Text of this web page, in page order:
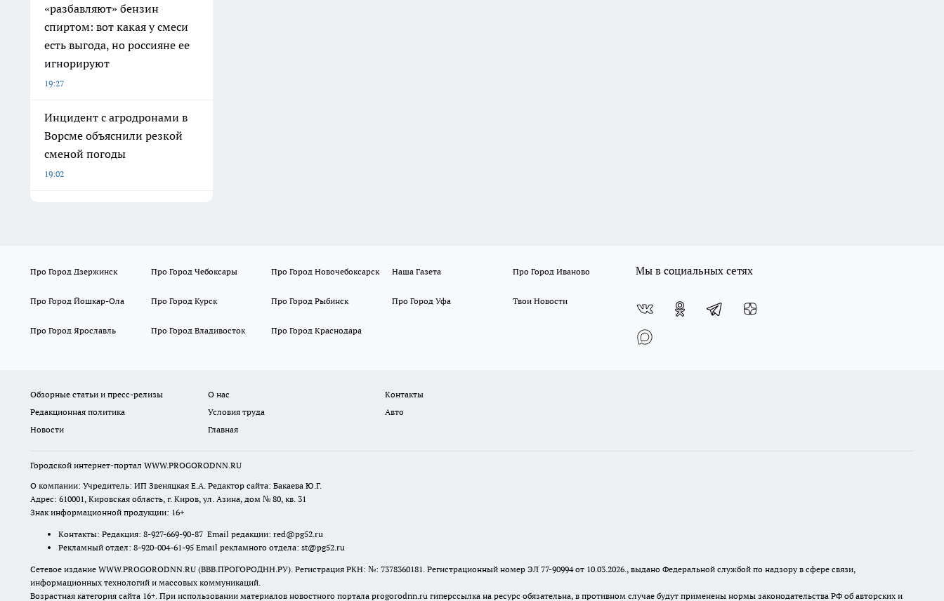
«разбавляют» бензин
спиртом: вот какая у смеси
есть выгода, но россияне ее
игнорируют
19:27
Инцидент с агродронами в
Ворсме объяснили резкой
сменой погоды
19:02
Про Город Дзержинск Про Город Чебоксары Про Город Новочебоксарск Наша Газета Про Город Иваново
Про Город Йошкар-Ола Про Город Курск Про Город Рыбинск Про Город Уфа Твои Новости
Про Город Ярославль Про Город Владивосток Про Город Краснодара
Мы в социальных сетях
Обзорные статьи и пресс-релизы О нас
Контакты
Редакционная политика
Условия труда
Авто
Новости
Главная
Городской интернет-портал WWW.PROGORODNN.RU
О компании: Учредитель: ИП Звеняцкая Е.А. Редактор сайта: Бакаева Ю.Г.
Адрес: 610001, Кировская область, г. Киров, ул. Азина, дом № 80, кв. 31
Знак информационной продукции: 16+
Контакты: Редакция: 8-927-669-90-87 Email редакции: red@pg52.ru
Рекламный отдел: 8-920-004-61-95 Email рекламного отдела: st@pg52.ru
Сетевое издание WWW.PROGORODNN.RU (ВВВ.ПРОГОРОДНН.РУ). Регистрация РКН: №: 7378360181. Регистрационный номер ЭЛ 77-90994 от 10.03.2026., выдано Федеральной службой по надзору в сфере связи,
информационных технологий и массовых коммуникаций.
Возрастная категория сайта 16+. При использовании материалов новостного портала progorodnn.ru гиперссылка на ресурс обязательна, в противном случае будут применены нормы законодательства РФ об авторских и